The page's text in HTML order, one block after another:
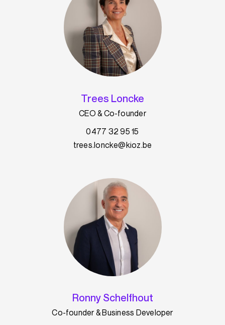
Trees Loncke
CEO & Co-founder
0477 32 95 15
trees.loncke@kioz.be
Ronny Schelfhout
Co-founder & Business Developer